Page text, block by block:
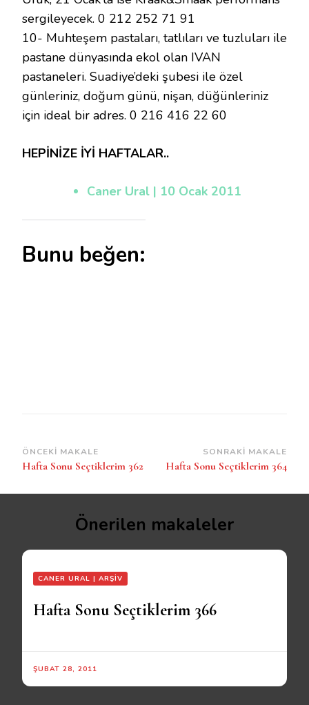
sergileyecek. 0 212 252 71 91
10- Muhteşem pastaları, tatlıları ve tuzluları ile
pastane dünyasında ekol olan IVAN
pastaneleri. Suadiye’deki şubesi ile özel
günleriniz, doğum günü, nişan, düğünleriniz
için ideal bir adres. 0 216 416 22 60
HEPİNİZE İYİ HAFTALAR..
Caner Ural | 10 Ocak 2011
Bunu beğen:
Yazı
dolaşımı
ÖNCEKI MAKALE
Hafta Sonu Seçtiklerim 362
SONRAKI MAKALE
Hafta Sonu Seçtiklerim 364
Önerilen makaleler
CANER URAL | ARŞIV
Hafta Sonu Seçtiklerim 366
ŞUBAT 28, 2011